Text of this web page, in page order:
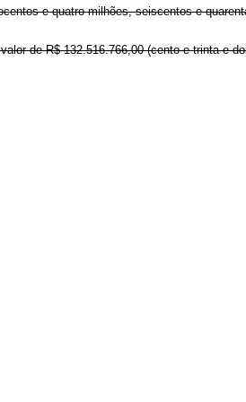
e quatro milhões, seiscentos e
de R$ 132.516.766,00 (cento e trinta e